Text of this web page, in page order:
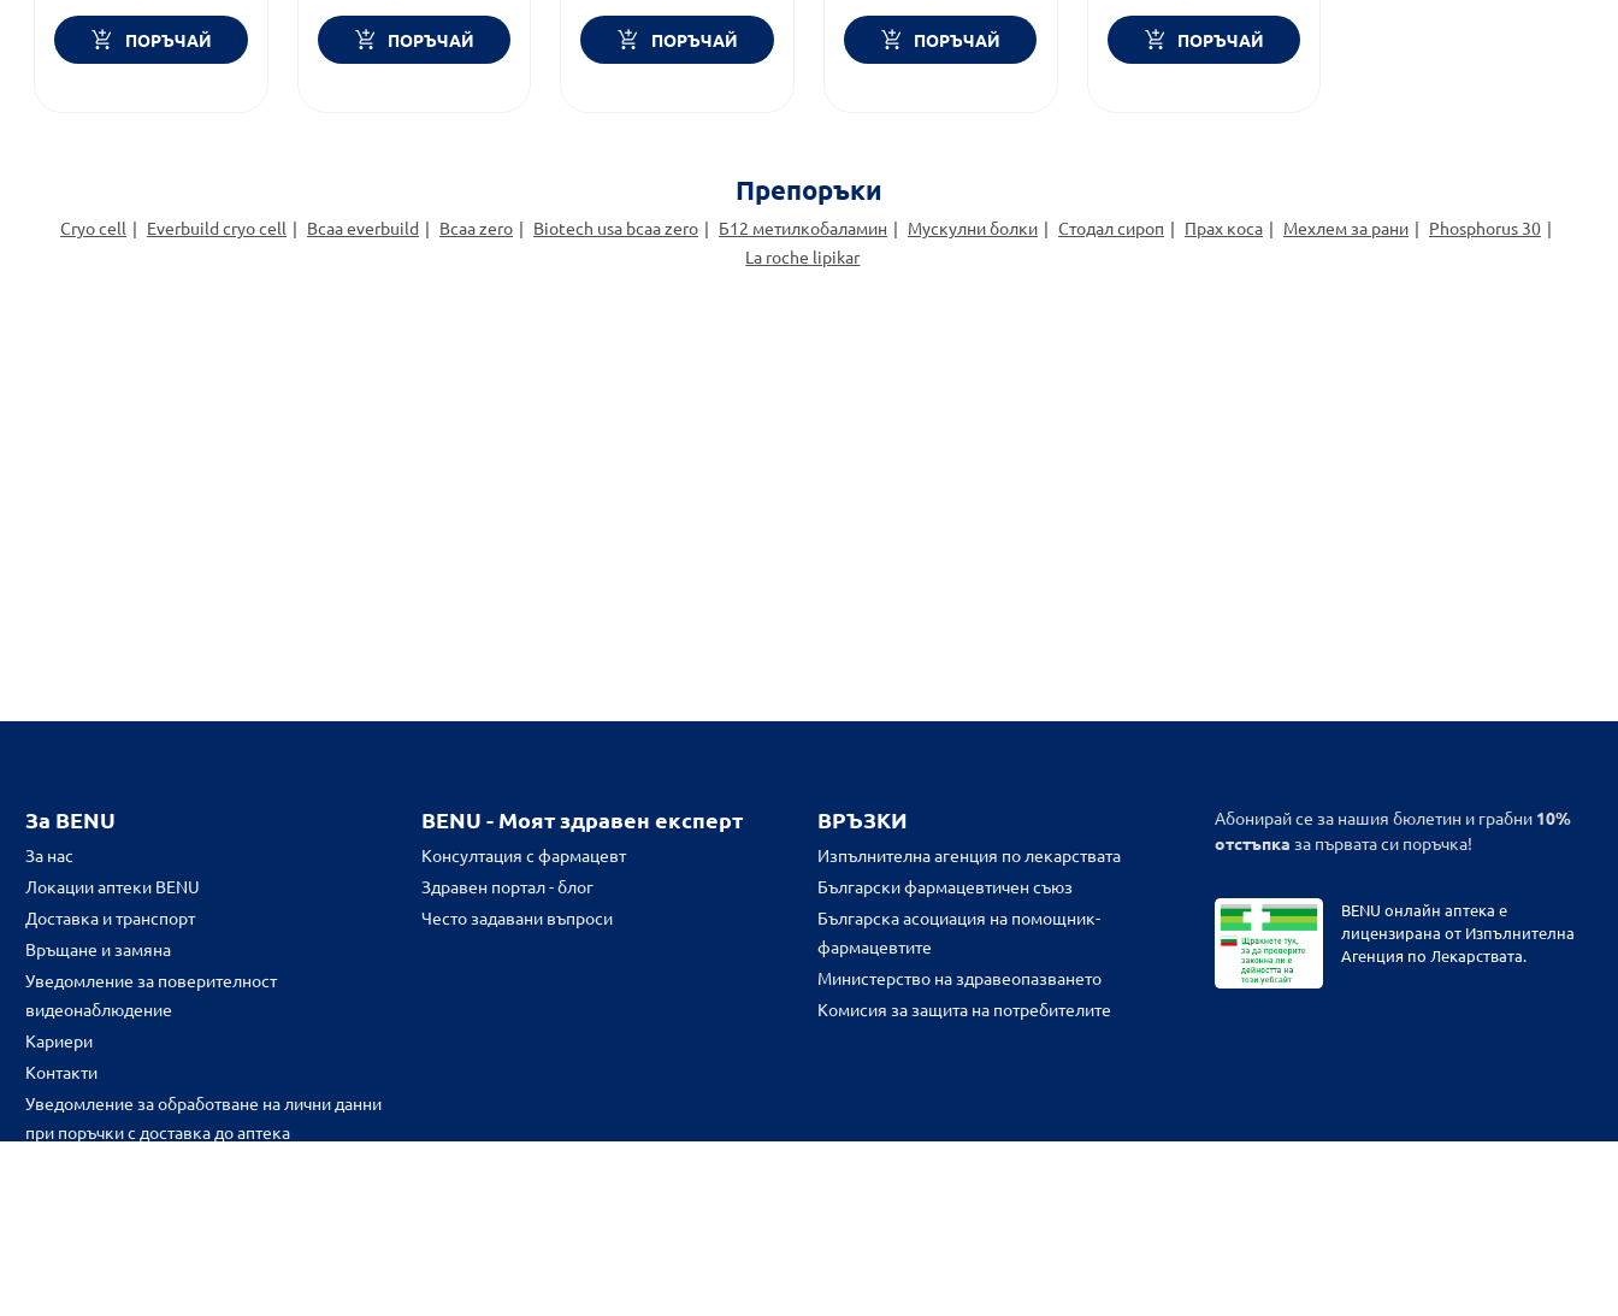
ПОРЪЧАЙ ПОРЪЧАЙ ПОРЪЧАЙ ПОРЪЧАЙ ПОРЪЧАЙ
Препоръки
Cryo cell Everbuild cryo cell Bcaa everbuild Bcaa zero Biotech usa bcaa zero Б12 метилкобаламин Мускулни болки Стодал сироп Прах коса Мехлем за рани
Phosphorus 30
La roche lipikar
За BENU
За нас
Локации аптеки BENU
Доставка и транспорт
Връщане и замяна
Уведомление за поверителност
видеонаблюдение
Кариери
Контакти
Уведомление за обработване на лични данни
при поръчки с доставка до аптека
BENU - Моят здравен експерт
Консултация с фармацевт
Здравен портал - блог
Често задавани въпроси
ВРЪЗКИ
Изпълнителна агенция по лекарствата
Български фармацевтичен съюз
Българска асоциация на помощник-
фармацевтите
Министерство на здравеопазването
Комисия за защита на потребителите
Абонирай се за нашия бюлетин и грабни 10%
отстъпка за първата си поръчка!
BENU онлайн аптека е
лицензирана от Изпълнителна
Агенция по Лекарствата.